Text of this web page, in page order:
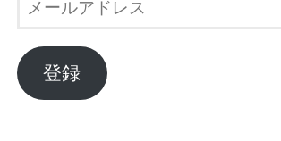
ル
ア
ド
登録